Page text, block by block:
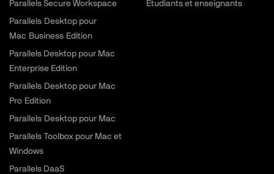
Parallels Secure Workspace
Parallels Desktop pour
Mac Business Edition
Parallels Desktop pour Mac
Enterprise Edition
Parallels Desktop pour Mac
Pro Edition
Parallels Desktop pour Mac
Parallels Toolbox pour Mac et
Windows
Parallels DaaS
Étudiants et enseignants